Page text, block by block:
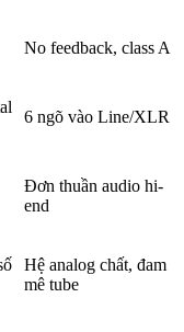
No feedback, class A
6 ngõ vào Line/XLR
Đơn thuần audio hi-
end
Hệ analog chất, đam
mê tube